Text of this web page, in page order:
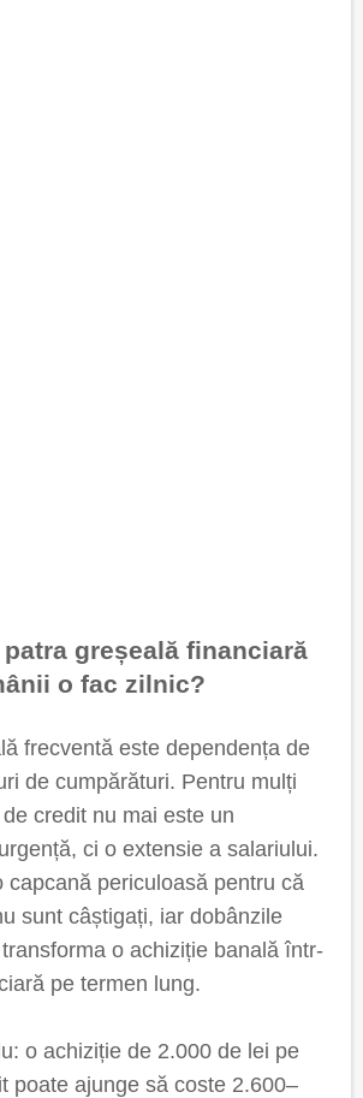
patra greșeală financiară
o fac zilnic?
frecventă este dependența de
de cumpărături. Pentru mulți
credit nu mai este un
ci o extensie a salariului.
capcană periculoasă pentru că
sunt câștigați, iar dobânzile
o achiziție banală într-
pe termen lung.
o achiziție de 2.000 de lei pe
poate ajunge să coste 2.600–